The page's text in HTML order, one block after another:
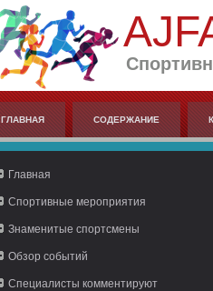
ГЛАВНАЯ СОДЕРЖАНИЕ
Главная
Спортивные мероприятия
Знаменитые спортсмены
Обзор событий
Специалисты комментируют